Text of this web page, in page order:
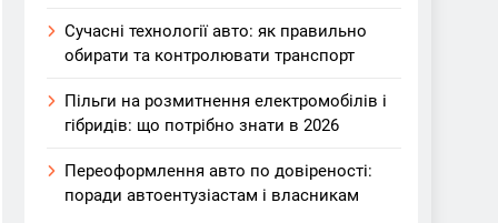
Сучасні технології авто: як правильно
обирати та контролювати транспорт
Пільги на розмитнення електромобілів і
гібридів: що потрібно знати в 2026
Переоформлення авто по довіреності:
поради автоентузіастам і власникам